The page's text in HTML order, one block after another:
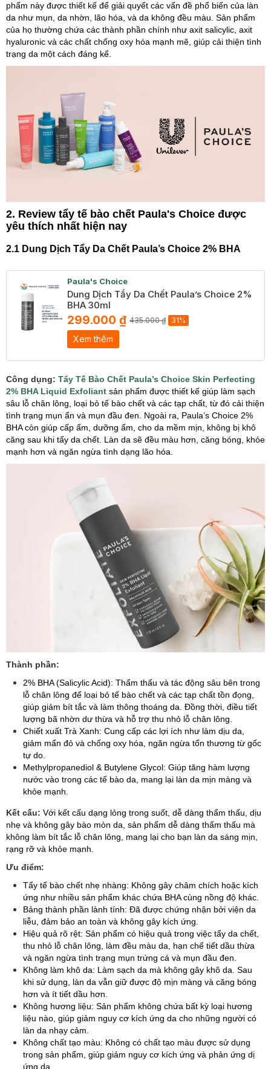
phẩm này được thiết kế để giải quyết các vấn đề phổ biến của làn
da như mụn, da nhờn, lão hóa, và da không đều màu. Sản phẩm
của họ thường chứa các thành phần chính như axit salicylic, axit
hyaluronic và các chất chống oxy hóa mạnh mẽ, giúp cải thiện tình
trạng da một cách đáng kể.
2. Review tẩy tế bào chết Paula's Choice được
yêu thích nhất hiện nay
2.1 Dung Dịch Tẩy Da Chết Paula’s Choice 2% BHA
Paula's Choice
Dung Dịch Tẩy Da Chết Paula’s Choice 2%
BHA 30ml
299.000 ₫ 435.000 ₫ 31%
Xem thêm
Công dụng: Tẩy Tế Bào Chết Paula’s Choice Skin Perfecting
2% BHA Liquid Exfoliant sản phẩm được thiết kế giúp làm sạch
sâu lỗ chân lông, loại bỏ tế bào chết và các tạp chất, từ đó cải thiện
tình trạng mụn ẩn và mụn đầu đen. Ngoài ra, Paula’s Choice 2%
BHA còn giúp cấp ẩm, dưỡng ẩm, cho da mềm mịn, không bị khô
căng sau khi tẩy da chết. Làn da sẽ đều màu hơn, căng bóng, khỏe
mạnh hơn và ngăn ngừa tình dạng lão hóa.
Thành phần:
2% BHA (Salicylic Acid): Thẩm thấu và tác động sâu bên trong
lỗ chân lông để loại bỏ tế bào chết và các tạp chất tồn đọng,
giúp giảm bít tắc và làm thông thoáng da. Đồng thời, điều tiết
lượng bã nhờn dư thừa và hỗ trợ thu nhỏ lỗ chân lông.
Chiết xuất Trà Xanh: Cung cấp các lợi ích như làm dịu da,
giảm mẩn đỏ và chống oxy hóa, ngăn ngừa tổn thương từ gốc
tự do.
Methylpropanediol & Butylene Glycol: Giúp tăng hàm lượng
nước vào trong các tế bào da, mang lại làn da mịn màng và
khỏe mạnh.
Kết cấu: Với kết cấu dạng lỏng trong suốt, dễ dàng thẩm thấu, dịu
nhẹ và không gây bào mòn da, sản phẩm dễ dàng thẩm thấu mà
không làm bít tắc lỗ chân lông, mang lại cho bạn làn da sáng mịn,
rạng rỡ và khỏe mạnh.
Ưu điểm:
Tẩy tế bào chết nhẹ nhàng: Không gây châm chích hoặc kích
ứng như nhiều sản phẩm khác chứa BHA cùng nồng độ khác.
Bảng thành phần lành tính: Đã được chứng nhận bởi viện da
liễu, đảm bảo an toàn và không gây kích ứng.
Hiệu quả rõ rệt: Sản phẩm có hiệu quả trong việc tẩy da chết,
thu nhỏ lỗ chân lông, làm đều màu da, hạn chế tiết dầu thừa
và ngăn ngừa tình trạng mụn trứng cá và mụn đầu đen.
Không làm khô da: Làm sạch da mà không gây khô da. Sau
khi sử dụng, làn da vẫn giữ được độ mịn màng và căng bóng
hơn và ít tiết dầu hơn.
Không hương liệu: Sản phẩm không chứa bất kỳ loại hương
liệu nào, giúp giảm nguy cơ kích ứng da cho những người có
làn da nhạy cảm.
Không chất tạo màu: Không có chất tạo màu được sử dụng
trong sản phẩm, giúp giảm nguy cơ kích ứng và phản ứng dị
ứng da.